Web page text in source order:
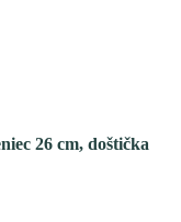
26 cm, doštička